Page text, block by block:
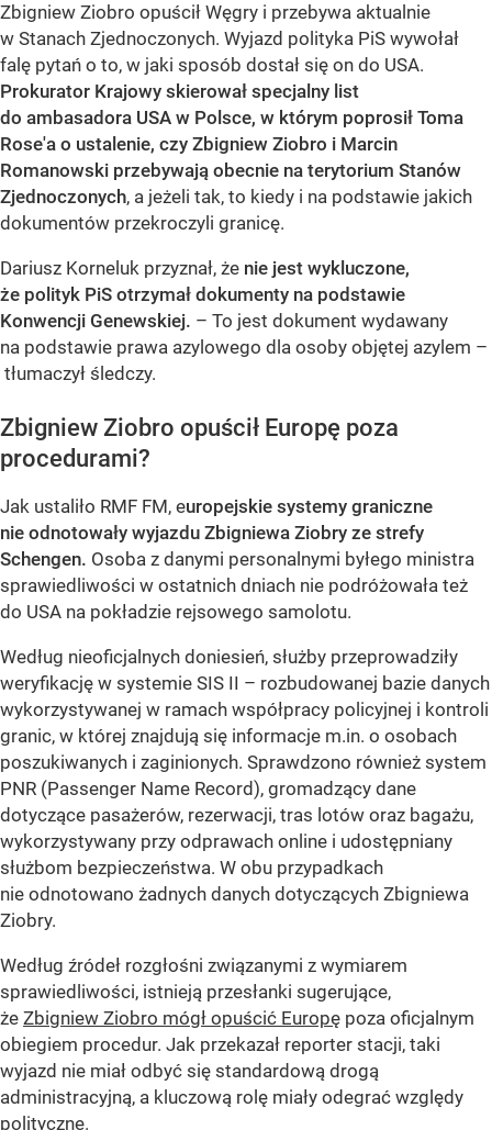
Zbigniew Ziobro opuścił Węgry i przebywa aktualnie
w Stanach Zjednoczonych. Wyjazd polityka PiS wywołał
falę pytań o to, w jaki sposób dostał się on do USA.
Prokurator Krajowy skierował specjalny list
do ambasadora USA w Polsce, w którym poprosił Toma
Rose'a o ustalenie, czy Zbigniew Ziobro i Marcin
Romanowski przebywają obecnie na terytorium Stanów
Zjednoczonych, a jeżeli tak, to kiedy i na podstawie jakich
dokumentów przekroczyli granicę.
Dariusz Korneluk przyznał, że nie jest wykluczone,
że polityk PiS otrzymał dokumenty na podstawie
Konwencji Genewskiej. – To jest dokument wydawany
na podstawie prawa azylowego dla osoby objętej azylem –
tłumaczył śledczy.
Zbigniew Ziobro opuścił Europę poza
procedurami?
Jak ustaliło RMF FM, europejskie systemy graniczne
nie odnotowały wyjazdu Zbigniewa Ziobry ze strefy
Schengen. Osoba z danymi personalnymi byłego ministra
sprawiedliwości w ostatnich dniach nie podróżowała też
do USA na pokładzie rejsowego samolotu.
Według nieoficjalnych doniesień, służby przeprowadziły
weryfikację w systemie SIS II – rozbudowanej bazie danych
wykorzystywanej w ramach współpracy policyjnej i kontroli
granic, w której znajdują się informacje m.in. o osobach
poszukiwanych i zaginionych. Sprawdzono również system
PNR (Passenger Name Record), gromadzący dane
dotyczące pasażerów, rezerwacji, tras lotów oraz bagażu,
wykorzystywany przy odprawach online i udostępniany
służbom bezpieczeństwa. W obu przypadkach
nie odnotowano żadnych danych dotyczących Zbigniewa
Ziobry.
Według źródeł rozgłośni związanymi z wymiarem
sprawiedliwości, istnieją przesłanki sugerujące,
że Zbigniew Ziobro mógł opuścić Europę poza oficjalnym
obiegiem procedur. Jak przekazał reporter stacji, taki
wyjazd nie miał odbyć się standardową drogą
administracyjną, a kluczową rolę miały odegrać względy
polityczne.